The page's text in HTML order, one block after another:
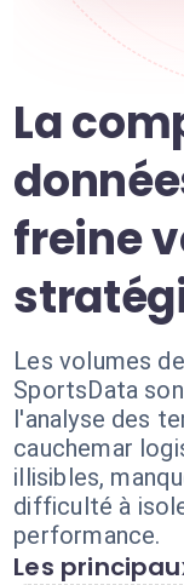
La
freine
Les volumes
SportsData
l'analyse des
cauchemar
illisibles,
difficulté à
performance.
Les